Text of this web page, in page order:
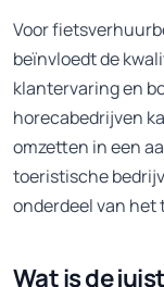
Voor
beïnvloedt de
klantervaring en
horecabedrijven
omzetten in een
toeristische
onderdeel van het
Wat is de